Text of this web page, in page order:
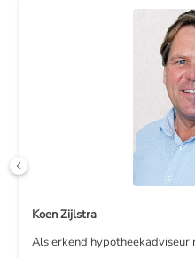
Koen Zijlstra
Als erkend hypotheekadviseur